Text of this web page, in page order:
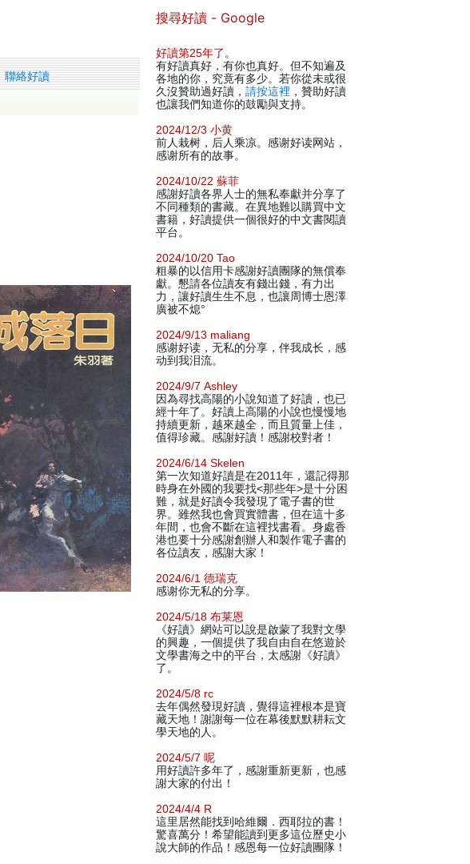
聯絡好讀
搜尋好讀 - Google
好讀第25年了 。
有好讀真好，有你也真好。但不知遍及
各地的你，究竟有多少。若你從未或很
久沒贊助過好讀， 請按這裡 ，贊助好讀
也讓我們知道你的鼓勵與支持。
2024/12/3 小黄
前人栽树，后人乘凉。感谢好读网站，
感谢所有的故事。
2024/10/22 蘇菲
感謝好讀各界人士的無私奉獻并分享了
不同種類的書藏。在異地難以購買中文
書籍，好讀提供一個很好的中文書閱讀
平台。
2024/10/20 Tao
粗暴的以信用卡感謝好讀團隊的無償奉
獻。懇請各位讀友有錢出錢，有力出
力，讓好讀生生不息，也讓周博士恩澤
廣被不熄°
2024/9/13 maliang
感谢好读，无私的分享，伴我成长，感
动到我泪流。
2024/9/7 Ashley
因為尋找高陽的小說知道了好讀，也已
經十年了。好讀上高陽的小說也慢慢地
持續更新，越來越全，而且質量上佳，
值得珍藏。感謝好讀！感謝校對者！
2024/6/14 Skelen
第一次知道好讀是在2011年，還記得那
時身在外國的我要找<那些年>是十分困
難，就是好讀令我發現了電子書的世
界。雖然我也會買實體書，但在這十多
年間，也會不斷在這裡找書看。身處香
港也要十分感謝創辦人和製作電子書的
各位讀友，感謝大家！
2024/6/1 德瑞克
感谢你无私的分享。
2024/5/18 布莱恩
《好讀》網站可以說是啟蒙了我對文學
的興趣，一個提供了我自由自在悠遊於
文學書海之中的平台，太感謝《好讀》
了。
2024/5/8 rc
去年偶然發現好讀，覺得這裡根本是寶
藏天地！謝謝每一位在幕後默默耕耘文
學天地的人。
2024/5/7 呢
用好讀許多年了，感謝重新更新，也感
謝大家的付出！
2024/4/4 R
這里居然能找到哈維爾．西耶拉的書！
驚喜萬分！希望能讀到更多這位歷史小
說大師的作品！感恩每一位好讀團隊！